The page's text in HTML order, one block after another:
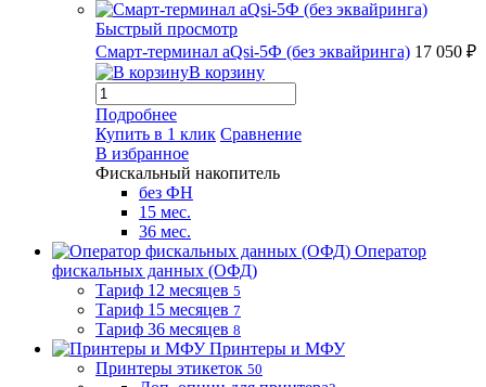
Быстрый просмотр
Смарт-терминал aQsi-5Ф (без эквайринга) 17 050 ₽
В корзину
Подробнее
Купить в 1 клик Сравнение
В избранное
Фискальный накопитель
без ФН
15 мес.
36 мес.
Оператор
фискальных данных (ОФД)
Тариф 12 месяцев 5
Тариф 15 месяцев 7
Тариф 36 месяцев 8
Принтеры и МФУ
Принтеры этикеток 50